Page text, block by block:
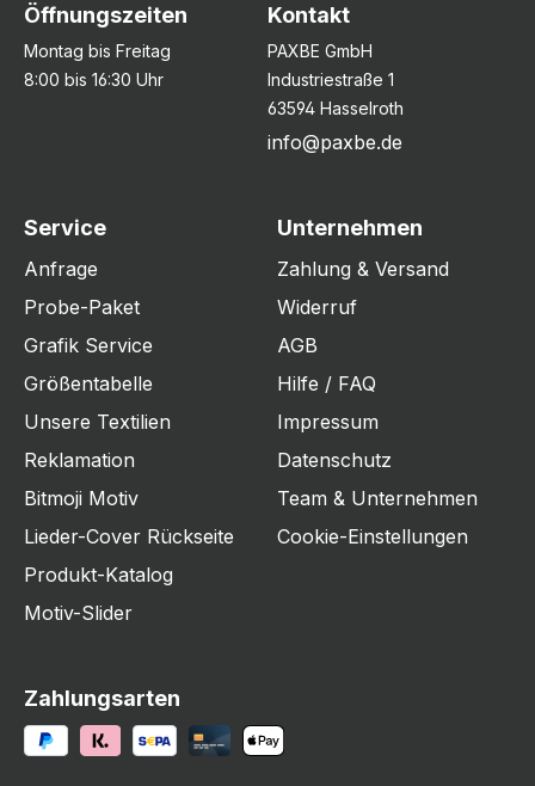
Öffnungszeiten
Montag bis Freitag
8:00 bis 16:30 Uhr
Kontakt
PAXBE GmbH
Industriestraße 1
63594 Hasselroth
info@paxbe.de
Service
Anfrage
Probe-Paket
Grafik Service
Größentabelle
Unsere Textilien
Reklamation
Bitmoji Motiv
Lieder-Cover Rückseite
Produkt-Katalog
Motiv-Slider
Unternehmen
Zahlung & Versand
Widerruf
AGB
Hilfe / FAQ
Impressum
Datenschutz
Team & Unternehmen
Cookie-Einstellungen
Zahlungsarten